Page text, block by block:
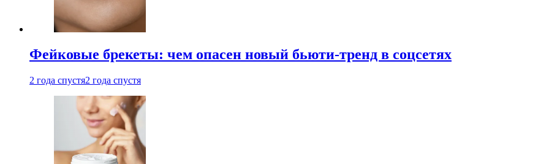
Фейковые брекеты: чем опасен новый бьюти-тренд в соцсетях
2 года спустя2 года спустя